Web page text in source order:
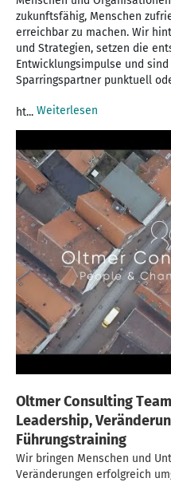
zukunftsfähig, Menschen
erreichbar zu machen. Wir
und Strategien, setzen die
Entwicklungsimpulse und
Sparringspartner punktuell
ht... Weiterlesen
Oltmer Consulting
Leadership,
Führungstraining
Wir bringen Menschen und
Veränderungen erfolgreich